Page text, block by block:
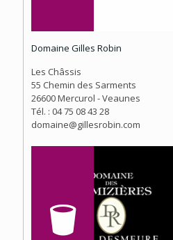
Domaine Gilles Robin
Les Châssis
55 Chemin des Sarments
26600 Mercurol - Veaunes
Tél. : 04 75 08 43 28
domaine@gillesrobin.com